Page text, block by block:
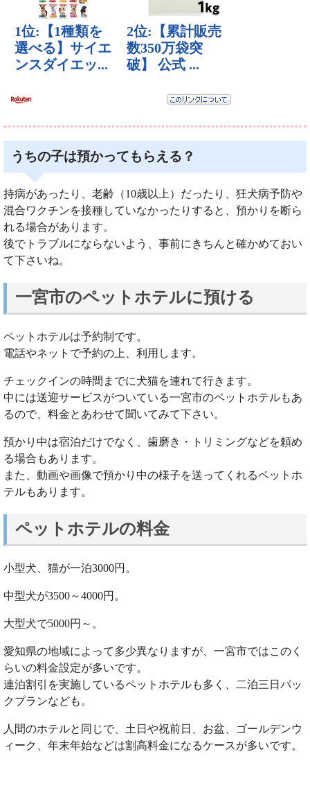
うちの子は預かってもらえる？
持病があったり、老齢（10歳以上）だったり、狂犬病予防や
混合ワクチンを接種していなかったりすると、預かりを断ら
れる場合があります。
後でトラブルにならないよう、事前にきちんと確かめておい
て下さいね。
一宮市のペットホテルに預ける
ペットホテルは予約制です。
電話やネットで予約の上、利用します。
チェックインの時間までに犬猫を連れて行きます。
中には送迎サービスがついている一宮市のペットホテルもあ
るので、料金とあわせて聞いてみて下さい。
預かり中は宿泊だけでなく、歯磨き・トリミングなどを頼め
る場合もあります。
また、動画や画像で預かり中の様子を送ってくれるペットホ
テルもあります。
ペットホテルの料金
小型犬、猫が一泊3000円。
中型犬が3500～4000円。
大型犬で5000円～。
愛知県の地域によって多少異なりますが、一宮市ではこのく
らいの料金設定が多いです。
連泊割引を実施しているペットホテルも多く、二泊三日パッ
クプランなども。
人間のホテルと同じで、土日や祝前日、お盆、ゴールデンウ
ィーク、年末年始などは割高料金になるケースが多いです。